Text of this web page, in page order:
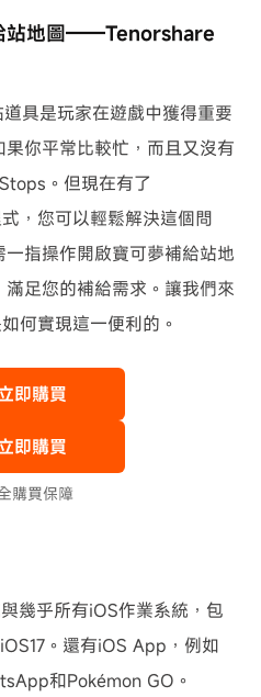
站地圖——Tenorshare
具是玩家在遊戲中獲得重要
你平常比較忙，而且又沒有
。但現在有了
，您可以輕鬆解決這個問
指操作開啟寶可夢補給站地
足您的補給需求。讓我們來
何實現這一便利的。
幾乎所有iOS作業系統，包
。還有iOS App，例如
和Pokémon GO。